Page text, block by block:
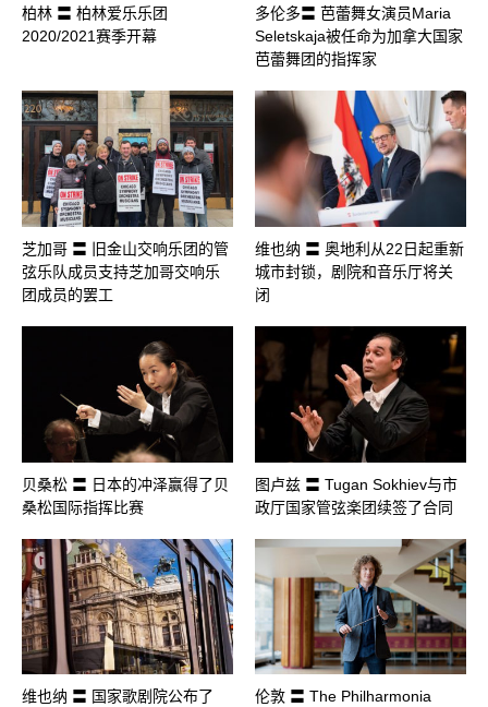
柏林 〓 柏林爱乐乐团
2020/2021赛季开幕
多伦多〓 芭蕾舞女演员Maria
Seletskaja被任命为加拿大国家
芭蕾舞团的指挥家
芝加哥 〓 旧金山交响乐团的管
弦乐队成员支持芝加哥交响乐
团成员的罢工
维也纳 〓 奥地利从22日起重新
城市封锁，剧院和音乐厅将关
闭
贝桑松 〓 日本的冲泽赢得了贝
桑松国际指挥比赛
图卢兹 〓 Tugan Sokhiev与市
政厅国家管弦楽团续签了合同
维也纳 〓 国家歌剧院公布了
伦敦 〓 The Philharmonia